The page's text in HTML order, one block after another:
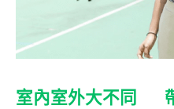
室內室外大不同